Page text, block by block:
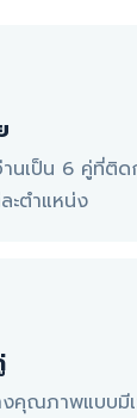
นเป็น 6 คู่ที่ติด
ะตำแหน่ง
งคุณภาพแบบมี